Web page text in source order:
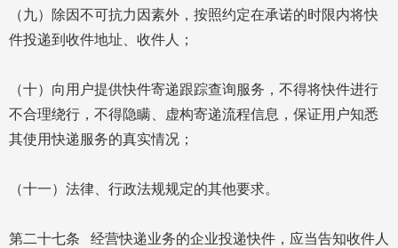
（九）除因不可抗力因素外，按照约定在承诺的时限内将快
件投递到收件地址、收件人；
（十）向用户提供快件寄递跟踪查询服务，不得将快件进行
不合理绕行，不得隐瞒、虚构寄递流程信息，保证用户知悉
其使用快递服务的真实情况；
（十一）法律、行政法规规定的其他要求。
第二十七条 经营快递业务的企业投递快件，应当告知收件人